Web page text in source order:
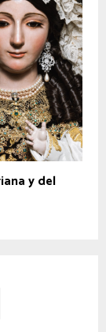
y del